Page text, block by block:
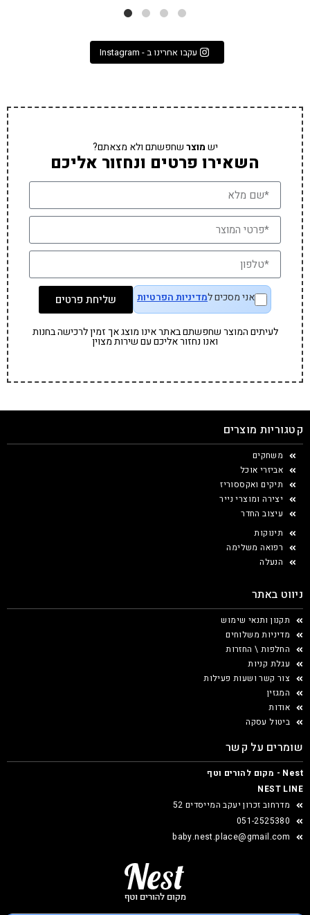
עקבו אחרינו ב - Instagram
ישמוצרשחפשתם ולא מצאתם?
השאירו פרטים ונחזור אליכם
אני מסכים למדיניות הפרטיות שליחת פרטים
לעיתים המוצר שחפשתם באתר אינו מוצג אך זמין לרכישה בחנות
ואנו נחזור אליכם עם שירות מצוין
קטגוריות מוצרים
משחקים
אביזרי אוכל
תיקים ואקססוריז
יצירה ומוצרי נייר
עיצוב החדר
תינוקות
רפואה משלימה
הנעלה
ניווט באתר
תקנון ותנאי שימוש
מדיניות משלוחים
החלפות \ החזרות
עגלת קניות
צור קשר ושעות פעילות
המגזין
אודות
ביטול עסקה
שומרים על קשר
Nest - מקום להורים וטף
NEST LINE
מדרחוב זכרון יעקב המייסדים 52
051-2525380
baby.nest.place@gmail.com